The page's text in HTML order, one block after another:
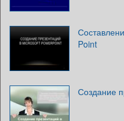
Point
Создание